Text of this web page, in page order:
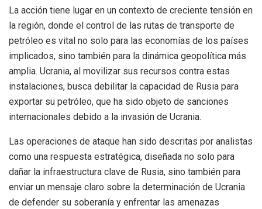
La acción tiene lugar en un contexto de creciente tensión en
la región, donde el control de las rutas de transporte de
petróleo es vital no solo para las economías de los países
implicados, sino también para la dinámica geopolítica más
amplia. Ucrania, al movilizar sus recursos contra estas
instalaciones, busca debilitar la capacidad de Rusia para
exportar su petróleo, que ha sido objeto de sanciones
internacionales debido a la invasión de Ucrania.
Las operaciones de ataque han sido descritas por analistas
como una respuesta estratégica, diseñada no solo para
dañar la infraestructura clave de Rusia, sino también para
enviar un mensaje claro sobre la determinación de Ucrania
de defender su soberanía y enfrentar las amenazas